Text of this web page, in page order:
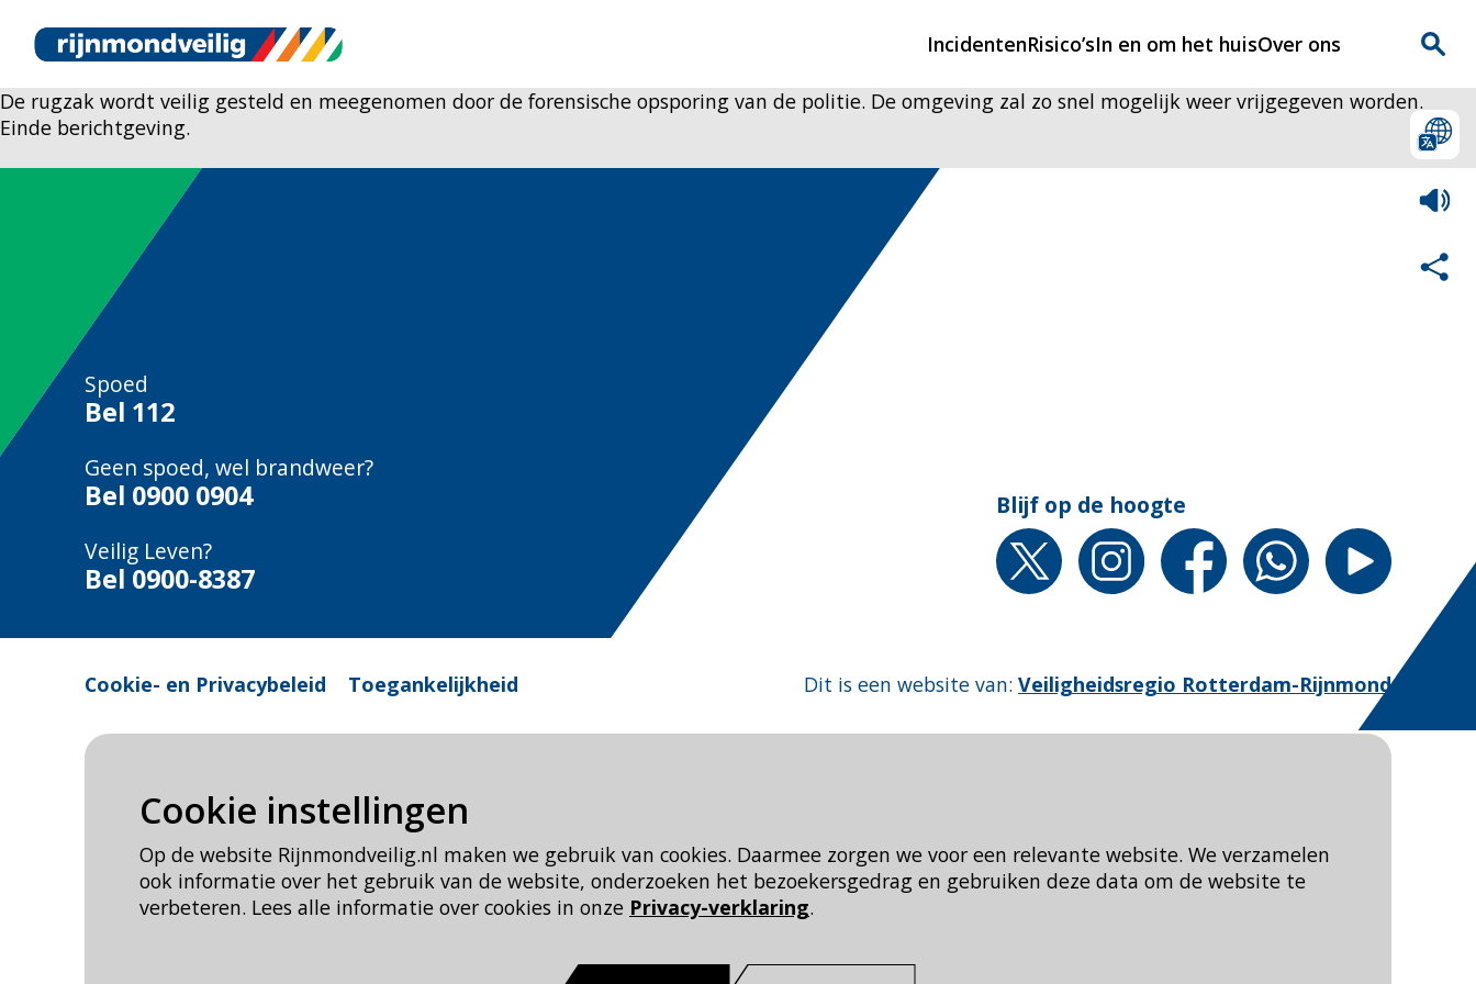
Cookie instellingen
Op de website Rijnmondveilig.nl maken we gebruik van cookies. Daarmee zorgen we voor een relevante website. We verzamelen
ook informatie over het gebruik van de website, onderzoeken het bezoekersgedrag en gebruiken deze data om de website te
verbeteren. Lees alle informatie over cookies in onze Privacy-verklaring.
Incidenten
Hulpdiensten nodig?
CIN-meldingen
Risico’sIn en om het huisOver ons
De rugzak wordt veilig gesteld en meegenomen door de forensische opsporing van de politie. De omgeving zal zo snel mogelijk weer vrijgegeven worden.
Einde berichtgeving.
Spoed
Bel 112
Geen spoed, wel brandweer?
Bel 0900 0904
Veilig Leven?
Bel 0900-8387
Blijf op de hoogte
Cookie- en Privacybeleid Toegankelijkheid Dit is een website van: Veiligheidsregio Rotterdam-Rijnmond